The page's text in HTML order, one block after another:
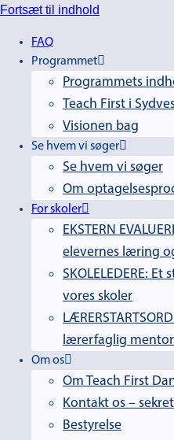
Fortsæt til indhold
FAQ
Programmet
Programmets
Teach First i
Visionen bag
Se hvem vi søger
Se hvem vi søger
Om
For skoler
EKSTERN
elevernes læring
SKOLELEDERE:
vores skoler
lærerfaglig
Om os
Om Teach First
Kontakt os –
Bestyrelse